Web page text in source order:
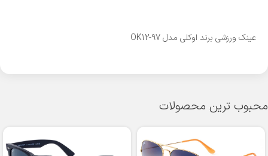
عینک ورزشی برند اوکلی مدل OK12-97
محبوب ترین محصولات